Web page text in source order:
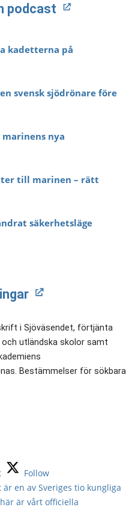
podcast
kadetterna på
svensk sjödrönare före
nya
till marinen – rätt
säkerhetsläge
i Sjöväsendet, förtjänta
utländska skolor samt
Bestämmelser för sökbara
Follow
en av Sveriges tio kungliga
är vårt officiella